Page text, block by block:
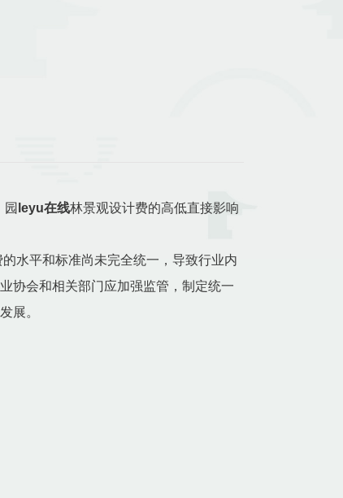
园 leyu在线林景观设计费的高低直接影响
水平和标准尚未完全统一，导致行业内
协会和相关部门应加强监管，制定统一
展。